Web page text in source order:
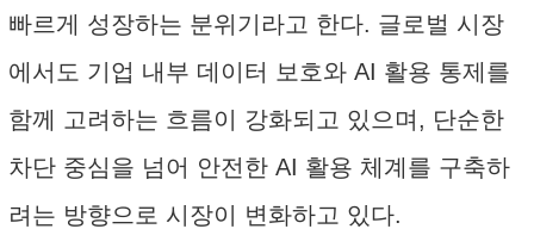
빠르게 성장하는 분위기라고 한다. 글로벌 시장
에서도 기업 내부 데이터 보호와 AI 활용 통제를
함께 고려하는 흐름이 강화되고 있으며, 단순한
차단 중심을 넘어 안전한 AI 활용 체계를 구축하
려는 방향으로 시장이 변화하고 있다.